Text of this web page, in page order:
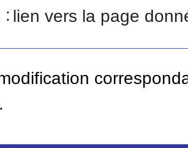
: lien vers la page